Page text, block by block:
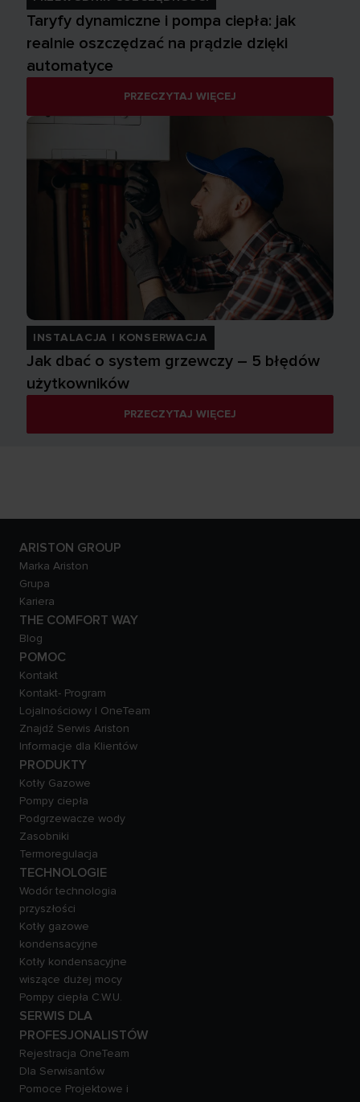
Taryfy dynamiczne i pompa ciepła: jak
realnie oszczędzać na prądzie dzięki
automatyce
PRZECZYTAJ WIĘCEJ
INSTALACJA I KONSERWACJA
Jak dbać o system grzewczy – 5 błędów
użytkowników
PRZECZYTAJ WIĘCEJ
ARISTON GROUP
Marka Ariston
Grupa
Kariera
THE COMFORT WAY
Blog
POMOC
Kontakt
Kontakt- Program
Lojalnościowy | OneTeam
Znajdź Serwis Ariston
Informacje dla Klientów
PRODUKTY
Kotły Gazowe
Pompy ciepła
Podgrzewacze wody
Zasobniki
Termoregulacja
TECHNOLOGIE
Wodór technologia
przyszłości
Kotły gazowe
kondensacyjne
Kotły kondensacyjne
wiszące dużej mocy
Pompy ciepła C.W.U.
SERWIS DLA
PROFESJONALISTÓW
Rejestracja OneTeam
Dla Serwisantów
Pomoce Projektowe i